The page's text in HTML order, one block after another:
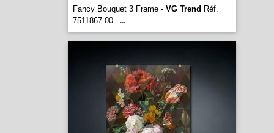
Fancy Bouquet 3 Frame - VG Trend Réf.
7511867.00
...